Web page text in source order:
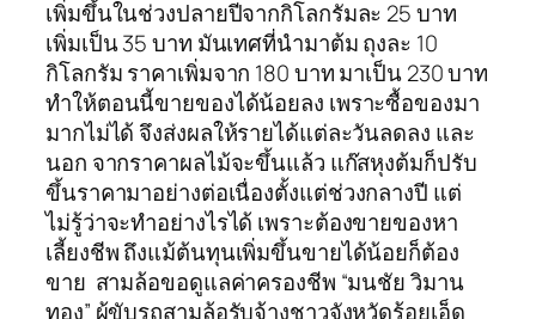
เพิ่มขึ้นในช่วงปลายปีจากกิโลกรัมละ 25 บาท
เพิ่มเป็น 35 บาท มันเทศที่นำมาต้ม ถุงละ 10
กิโลกรัม ราคาเพิ่มจาก 180 บาท มาเป็น 230 บาท
ทำให้ตอนนี้ขายของได้น้อยลง เพราะซื้อของมา
มากไม่ได้ จึงส่งผลให้รายได้แต่ละวันลดลง และ
นอก จากราคาผลไม้จะขึ้นแล้ว แก๊สหุงต้มก็ปรับ
ขึ้นราคามาอย่างต่อเนื่องตั้งแต่ช่วงกลางปี แต่
ไม่รู้ว่าจะทำอย่างไรได้ เพราะต้องขายของหา
เลี้ยงชีพ ถึงแม้ต้นทุนเพิ่มขึ้นขายได้น้อยก็ต้อง
ขาย สามล้อขอดูแลค่าครองชีพ “มนชัย วิมาน
ทอง” ผู้ขับรถสามล้อรับจ้างชาวจังหวัดร้อยเอ็ด